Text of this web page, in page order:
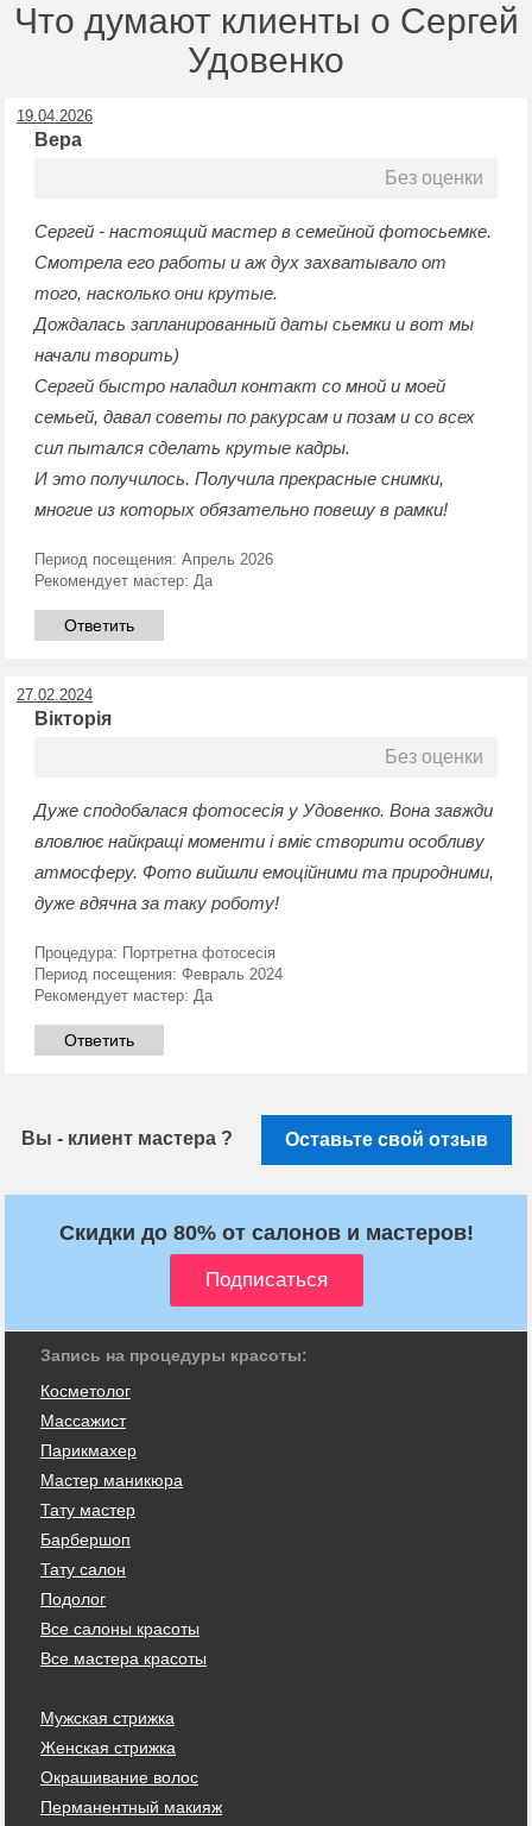
Что думают клиенты о Сергей
Удовенко
19.04.2026
Вера
Без оценки
Сергей - настоящий мастер в семейной фотосьемке.
Смотрела его работы и аж дух захватывало от
того, насколько они крутые.
Дождалась запланированный даты сьемки и вот мы
начали творить)
Сергей быстро наладил контакт со мной и моей
семьей, давал советы по ракурсам и позам и со всех
сил пытался сделать крутые кадры.
И это получилось. Получила прекрасные снимки,
многие из которых обязательно повешу в рамки!
Период посещения: Апрель 2026
Рекомендует мастер: Да
Ответить
27.02.2024
Вікторія
Без оценки
Дуже сподобалася фотосесія у Удовенко. Вона завжди
вловлює найкращі моменти і вміє створити особливу
атмосферу. Фото вийшли емоційними та природними,
дуже вдячна за таку роботу!
Процедура: Портретна фотосесія
Период посещения: Февраль 2024
Рекомендует мастер: Да
Ответить
Вы - клиент мастера ? Оставьте свой отзыв
Скидки до 80% от салонов и мастеров!
Запись на процедуры красоты:
Косметолог
Массажист
Парикмахер
Мастер маникюра
Тату мастер
Барбершоп
Тату салон
Подолог
Все салоны красоты
Все мастера красоты
Мужская стрижка
Женская стрижка
Окрашивание волос
Перманентный макияж